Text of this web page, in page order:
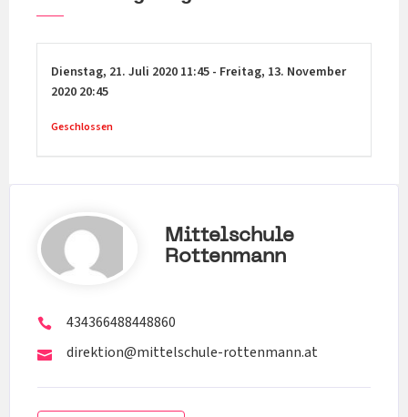
Dienstag, 21. Juli 2020 11:45 - Freitag, 13. November
2020 20:45
Geschlossen
Mittelschule
Rottenmann
434366488448860
direktion@mittelschule-rottenmann.at